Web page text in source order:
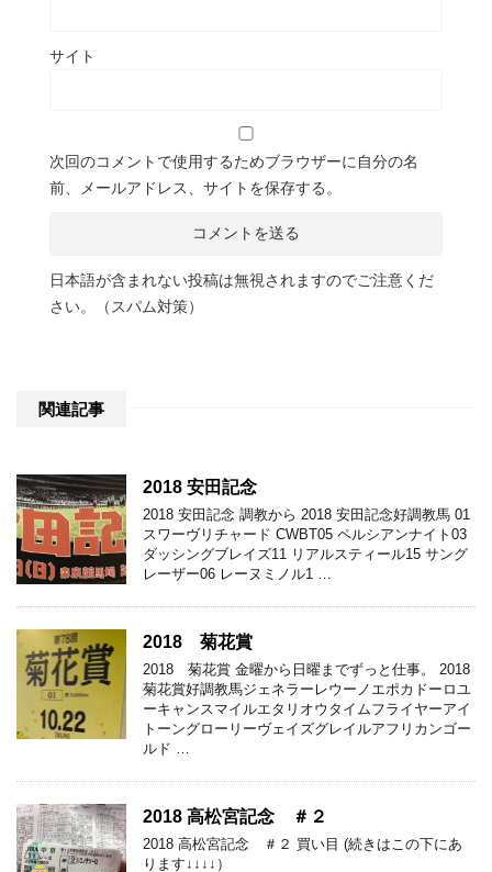
サイト
次回のコメントで使用するためブラウザーに自分の名
前、メールアドレス、サイトを保存する。
日本語が含まれない投稿は無視されますのでご注意くだ
さい。（スパム対策）
関連記事
2018 安田記念
2018 安田記念 調教から 2018 安田記念好調教馬 01
スワーヴリチャード CWBT05 ペルシアンナイト03
ダッシングブレイズ11 リアルスティール15 サング
レーザー06 レーヌミノル1 …
2018 菊花賞
2018 菊花賞 金曜から日曜までずっと仕事。 2018
菊花賞好調教馬ジェネラーレウーノエポカドーロユ
ーキャンスマイルエタリオウタイムフライヤーアイ
トーングローリーヴェイズグレイルアフリカンゴー
ルド …
2018 高松宮記念 ＃２
2018 高松宮記念 ＃２ 買い目 (続きはこの下にあ
ります↓↓↓↓）